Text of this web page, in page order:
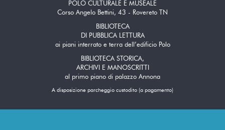
POLO CULTURALE E MUSEALE
Corso Angelo Bettini, 43 - Rovereto TN
BIBLIOTECA
DI PUBBLICA LETTURA
ai piani interrato e terra dell’edificio Polo
BIBLIOTECA STORICA,
ARCHIVI E MANOSCRITTI
al primo piano di palazzo Annona
A disposizione parcheggio custodito (a pagamento)